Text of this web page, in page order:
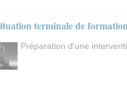
terminale de
Préparation d'une